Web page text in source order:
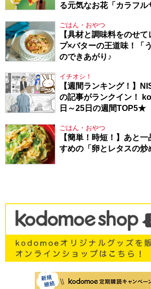
る元気なお花「カラフル
ごはん・おやつ
【具材と調味料をのせ
プ×バターの王道味！「
のできあがり♪
イチオシ！
【週間ランキング！】
の記事がランクイン！
日～25日の週間TOP5★
ごはん・おやつ
【簡単！時短！】あと
すめの「卵とレタスの炒